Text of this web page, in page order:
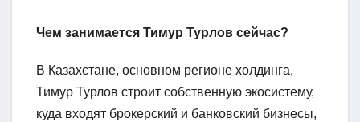
Чем занимается Тимур Турлов сейчас?
В Казахстане, основном регионе холдинга,
Тимур Турлов строит собственную экосистему,
куда входят брокерский и банковский бизнесы,